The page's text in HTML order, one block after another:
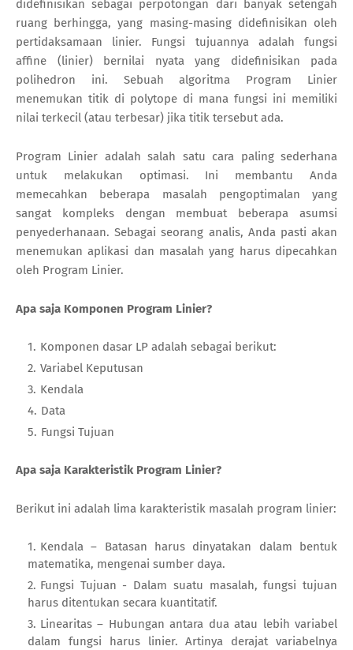
didefinisikan sebagai perpotongan dari banyak setengah
ruang berhingga, yang masing-masing didefinisikan oleh
pertidaksamaan linier. Fungsi tujuannya adalah fungsi
affine (linier) bernilai nyata yang didefinisikan pada
polihedron ini. Sebuah algoritma Program Linier
menemukan titik di polytope di mana fungsi ini memiliki
nilai terkecil (atau terbesar) jika titik tersebut ada.
Program Linier adalah salah satu cara paling sederhana
untuk melakukan optimasi. Ini membantu Anda
memecahkan beberapa masalah pengoptimalan yang
sangat kompleks dengan membuat beberapa asumsi
penyederhanaan. Sebagai seorang analis, Anda pasti akan
menemukan aplikasi dan masalah yang harus dipecahkan
oleh Program Linier.
Apa saja Komponen Program Linier?
Komponen dasar LP adalah sebagai berikut:
Variabel Keputusan
Kendala
Data
Fungsi Tujuan
Apa saja Karakteristik Program Linier?
Berikut ini adalah lima karakteristik masalah program linier:
Kendala – Batasan harus dinyatakan dalam bentuk
matematika, mengenai sumber daya.
Fungsi Tujuan - Dalam suatu masalah, fungsi tujuan
harus ditentukan secara kuantitatif.
Linearitas – Hubungan antara dua atau lebih variabel
dalam fungsi harus linier. Artinya derajat variabelnya